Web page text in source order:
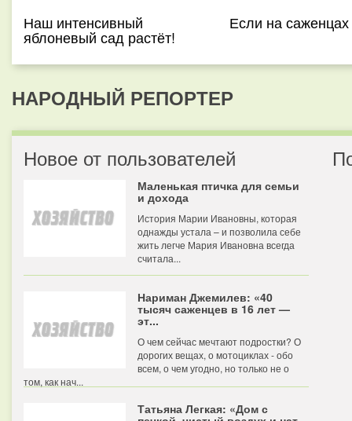
Наш интенсивный
яблоневый сад растёт!
Если на саженцах
НАРОДНЫЙ РЕПОРТЕР
Новое от пользователей
Маленькая птичка для семьи
и дохода
История Марии Ивановны, которая
однажды устала – и позволила себе
жить легче Мария Ивановна всегда
считала...
Нариман Джемилев: «40
тысяч саженцев в 16 лет —
эт...
О чем сейчас мечтают подростки? О
дорогих вещах, о мотоциклах - обо
всем, о чем угодно, но только не о
том, как нач...
Татьяна Легкая: «Дом с